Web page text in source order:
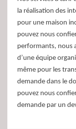
la réalisation des
pour une maison
pouvez nous
performants, nous
d’une équipe
même pour les
demande dans le
pouvez nous
demande par un